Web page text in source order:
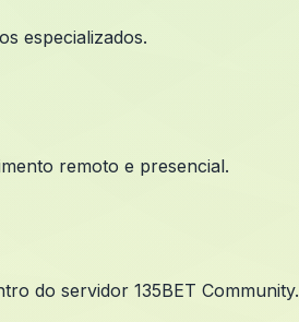
especializados.
remoto e presencial.
do servidor 135BET Community.